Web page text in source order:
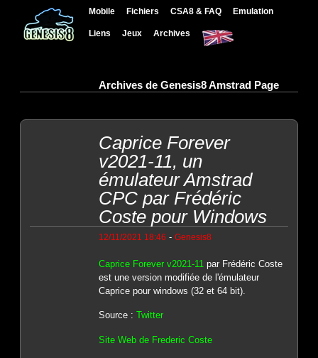
Mobile Fichiers CSA8 & FAQ Emulation
Liens Jeux Archives
Archives de Genesis8 Amstrad Page
Caprice Forever
v2021-11, un
émulateur Amstrad
CPC par Frédéric
Coste pour Windows
12/11/2021 18:46 - Genesis8
Caprice Forever v2021-11 par Frédéric Coste
est une version modifiée de l'émulateur
Caprice pour windows (32 et 64 bit).
Source : Twitter
Site Web de Frederic Coste